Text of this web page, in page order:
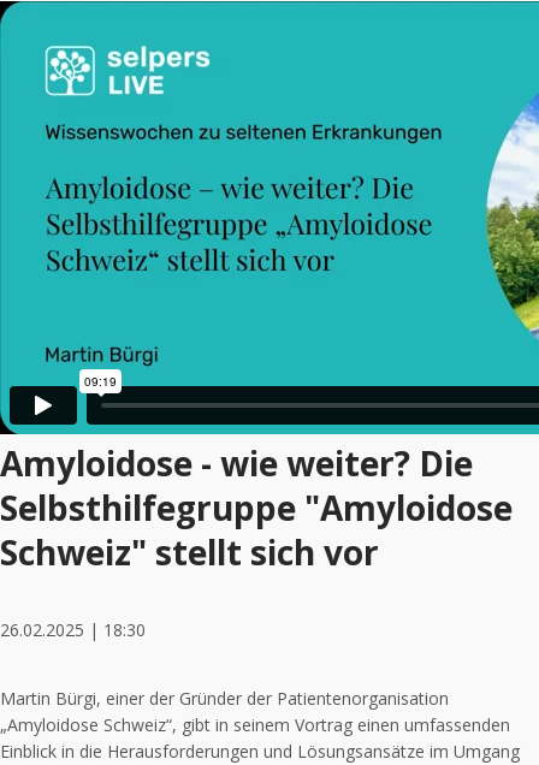
Amyloidose - wie weiter? Die
Selbsthilfegruppe "Amyloidose
Schweiz" stellt sich vor
26.02.2025 | 18:30
Martin Bürgi, einer der Gründer der Patientenorganisation
„Amyloidose Schweiz“, gibt in seinem Vortrag einen umfassenden
Einblick in die Herausforderungen und Lösungsansätze im Umgang